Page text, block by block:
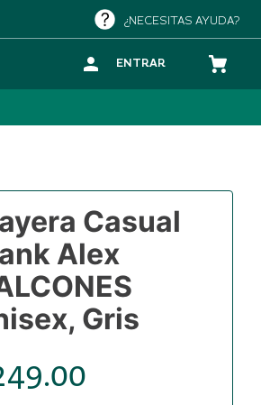
¿NECESITAS AYUDA?
ENTRAR
Casual
Alex
Gris
.00